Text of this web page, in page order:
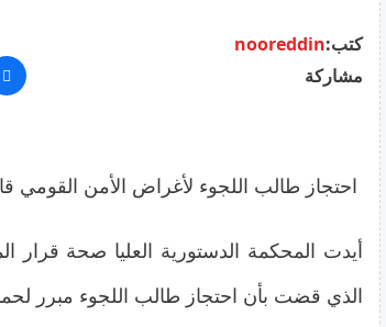
كتب:nooreddin
مشاركة
احتجاز طالب اللجوء لأغراض الأمن القومي
أيدت المحكمة الدستورية العليا صحة قرار
الذي قضت بأن احتجاز طالب اللجوء مبرر